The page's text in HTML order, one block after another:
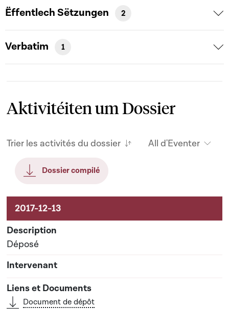
Ëffentlech Sëtzungen 2
Verbatim 1
Aktivitéiten um Dossier
Trier les activités du dossier All d'Eventer
Dossier compilé
Aktivitéiten um Dossier
Déposé
Document de dépôt